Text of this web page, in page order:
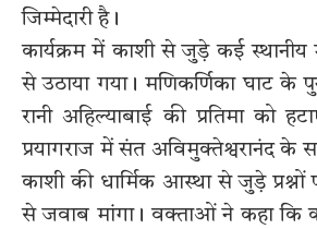
जिम्मेदारी है।
कार्यक्रम में काशी से जुड़े कई स्थानीय
से उठाया गया। मणिकर्णिका घाट के
रानी अहिल्याबाई की प्रतिमा को
प्रयागराज में संत अविमुक्तेश्वरानंद के
काशी की धार्मिक आस्था से जुड़े
से जवाब मांगा। वक्ताओं ने कहा कि